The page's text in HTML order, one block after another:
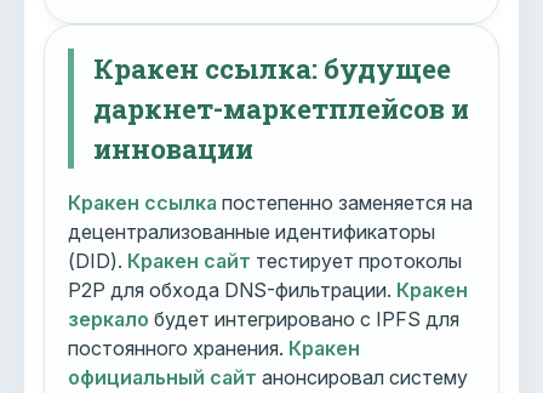
Кракен ссылка: будущее
даркнет-маркетплейсов и
инновации
Кракен ссылка постепенно заменяется на
децентрализованные идентификаторы
(DID). Кракен сайт тестирует протоколы
P2P для обхода DNS-фильтрации. Кракен
зеркало будет интегрировано с IPFS для
постоянного хранения. Кракен
официальный сайт анонсировал систему